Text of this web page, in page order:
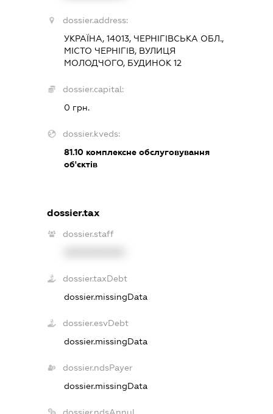
dossier.address:
УКРАЇНА, 14013, ЧЕРНІГІВСЬКА ОБЛ.,
МІСТО ЧЕРНІГІВ, ВУЛИЦЯ
МОЛОДЧОГО, БУДИНОК 12
dossier.capital:
0 грн.
dossier.kveds:
81.10комплексне обслуговування
об'єктів
dossier.tax
dossier.staff
dossier.taxDebt
dossier.missingData
dossier.esvDebt
dossier.missingData
dossier.ndsPayer
dossier.missingData
dossier.ndsAnnul